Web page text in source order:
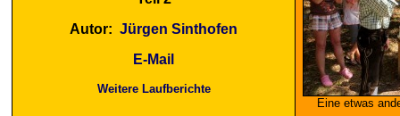
Autor: Jürgen Sinthofen
E-Mail
Weitere Laufberichte
Eine etwas